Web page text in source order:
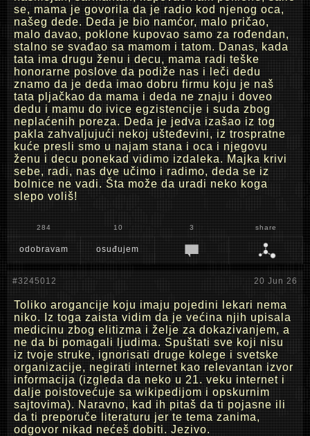
se, mama je govorila da je radio kod njenog oca,
našeg dede. Deda je bio namćor, malo pričao,
malo davao, poklone kupovao samo za rođendan,
stalno se svađao sa mamom i tatom. Danas, kada
tata ima drugu ženu i decu, mama radi teške
honorarne poslove da podiže nas i leči dedu
znamo da je deda imao dobru firmu koju je naš
tata pljačkao da mama i deda ne znaju i doveo
dedu i mamu do ivice egzistencije i suda zbog
neplaćenih poreza. Deda je jedva izašao iz tog
pakla zahvaljujući nekoj ušteđevini, iz trospratne
kuće presli smo u najam stana i oca i njegovu
ženu i decu ponekad vidimo izdaleka. Majka krivi
sebe, radi, nas dve učimo i radimo, deda se iz
bolnice ne vadi. Šta može da uradi neko koga
slepo voliš!
284 10 3 share
odobravam osuđujem
#3245012 20 Jun 26
Toliko arogancije koju imaju pojedini lekari nema
niko. Iz toga zaista vidim da je većina njih upisala
medicinu zbog elitizma i želje za dokazivanjem, a
ne da bi pomagali ljudima. Spuštati sve koji nisu
iz tvoje struke, ignorisati druge kolege i svetske
organizacije, negirati internet kao relevantan izvor
informacija (izgleda da neko u 21. veku internet i
dalje poistovećuje sa wikipedijom i opskurnim
sajtovima). Naravno, kad ih pitaš da ti pojasne ili
da ti preporuče literaturu jer te tema zanima,
odgovor nikad nećeš dobiti. Jezivo.